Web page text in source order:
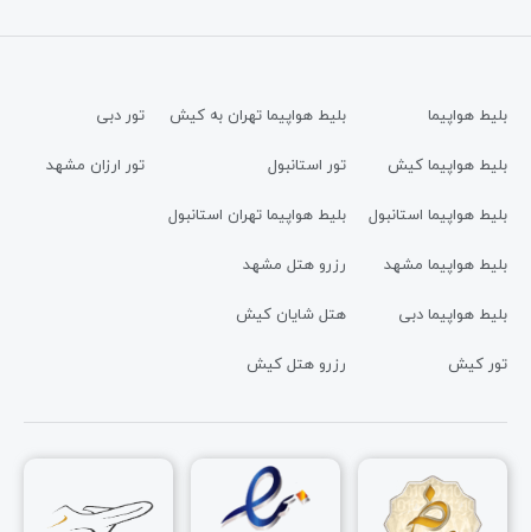
بلیط هواپیما
بلیط هواپیما کیش
بلیط هواپیما استانبول
بلیط هواپیما مشهد
بلیط هواپیما دبی
تور کیش
بلیط هواپیما تهران به کیش
تور استانبول
بلیط هواپیما تهران استانبول
رزرو هتل مشهد
هتل شایان کیش
رزرو هتل کیش
تور دبی
تور ارزان مشهد